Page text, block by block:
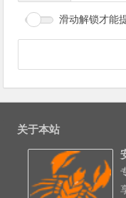
滑动解锁才能
关于本站